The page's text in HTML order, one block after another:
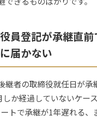
員登記が承継直前
届かない
継者の取締役就任日が承
か経過していないケー
トで承継が1年遅れる、